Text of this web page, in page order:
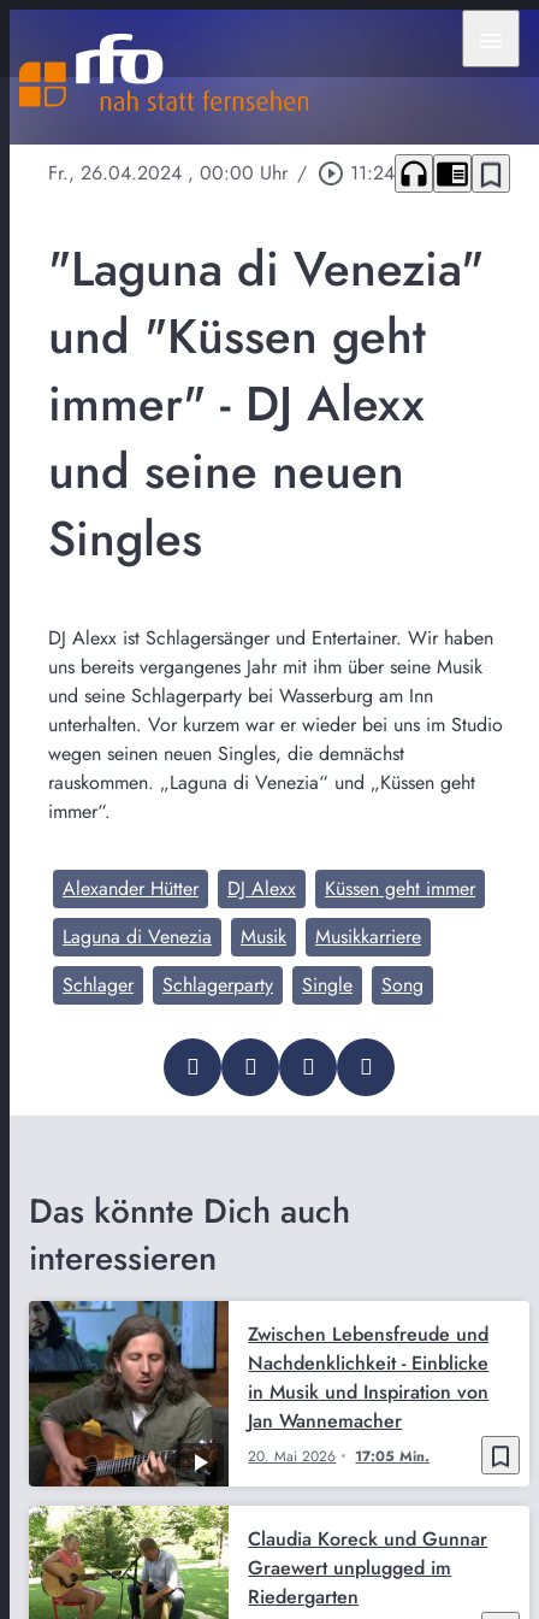
Fr., 26.04.2024 , 00:00 Uhr / play_circle_outline 11:24 headphones chrome_reader_mode bookmark_border
"Laguna di Venezia"
und "Küssen geht
immer" - DJ Alexx
und seine neuen
Singles
DJ Alexx ist Schlagersänger und Entertainer. Wir haben
uns bereits vergangenes Jahr mit ihm über seine Musik
und seine Schlagerparty bei Wasserburg am Inn
unterhalten. Vor kurzem war er wieder bei uns im Studio
wegen seinen neuen Singles, die demnächst
rauskommen. „Laguna di Venezia“ und „Küssen geht
immer“.
Alexander Hütter DJ Alexx
Küssen geht immer
Laguna di Venezia
Musik
Musikkarriere
Schlager
Schlagerparty Single Song
Das könnte Dich auch
interessieren
bookmark_border
20. Mai 2026 17:05 Min.
Zwischen Lebensfreude und
Nachdenklichkeit - Einblicke
in Musik und Inspiration von
Jan Wannemacher
Claudia Koreck und Gunnar
Graewert unplugged im
Riedergarten